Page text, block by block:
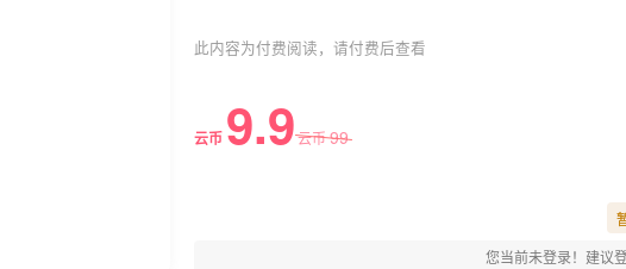
此内容为付费阅读，请付费后查看
云币 9.9云币99
您当前未登录！建议